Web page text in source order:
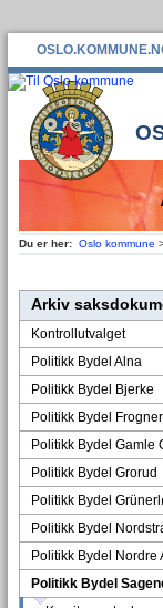
Du er her: Oslo kommune
Arkiv
Kontrollutvalget
Politikk Bydel Alna
Politikk Bydel Bjerke
Politikk Bydel Frogner
Politikk Bydel Gamle
Politikk Bydel Grorud
Politikk Bydel
Politikk Bydel
Politikk Bydel Nordre
Politikk Bydel